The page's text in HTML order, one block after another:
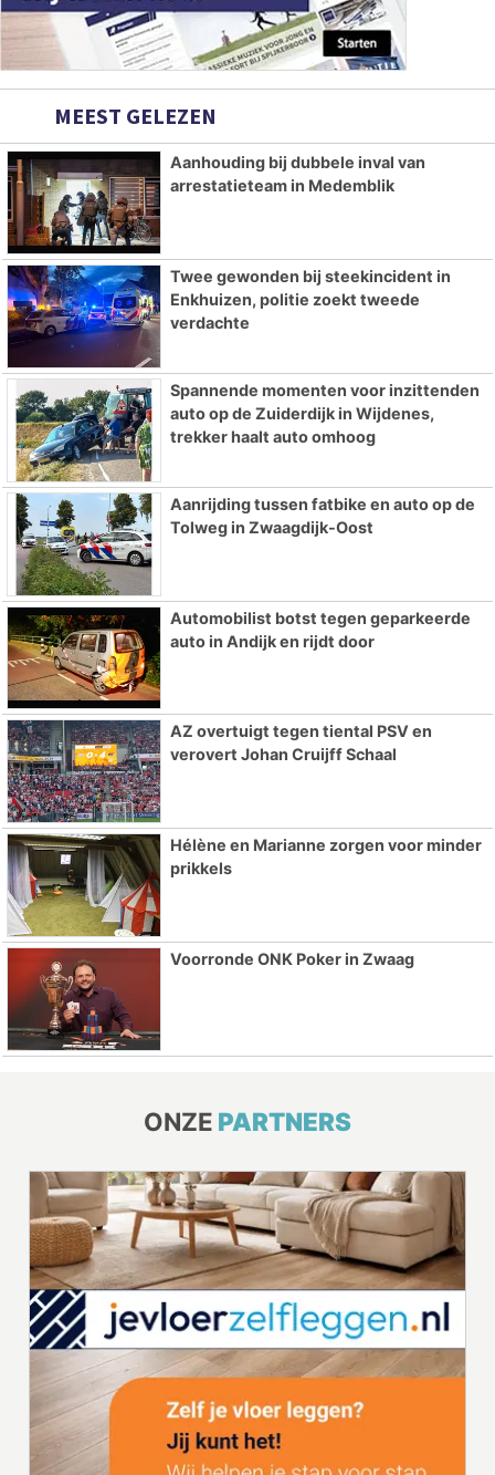
MEEST GELEZEN
Aanhouding bij dubbele inval van
arrestatieteam in Medemblik
Twee gewonden bij steekincident in
Enkhuizen, politie zoekt tweede
verdachte
Spannende momenten voor inzittenden
auto op de Zuiderdijk in Wijdenes,
trekker haalt auto omhoog
Aanrijding tussen fatbike en auto op de
Tolweg in Zwaagdijk-Oost
Automobilist botst tegen geparkeerde
auto in Andijk en rijdt door
AZ overtuigt tegen tiental PSV en
verovert Johan Cruijff Schaal
Hélène en Marianne zorgen voor minder
prikkels
Voorronde ONK Poker in Zwaag
ONZE PARTNERS